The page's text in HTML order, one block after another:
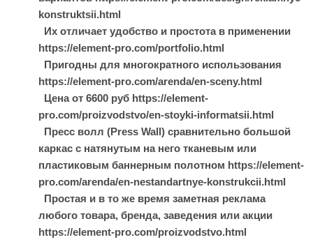
konstruktsii.html
Их отличает удобство и простота в применении
https://element-pro.com/portfolio.html
Пригодны для многократного использования
https://element-pro.com/arenda/en-sceny.html
Цена от 6600 руб https://element-
pro.com/proizvodstvo/en-stoyki-informatsii.html
Пресс волл (Press Wall) сравнительно большой
каркас с натянутым на него тканевым или
пластиковым баннерным полотном https://element-
pro.com/arenda/en-nestandartnye-konstrukcii.html
Простая и в то же время заметная реклама
любого товара, бренда, заведения или акции
https://element-pro.com/proizvodstvo.html